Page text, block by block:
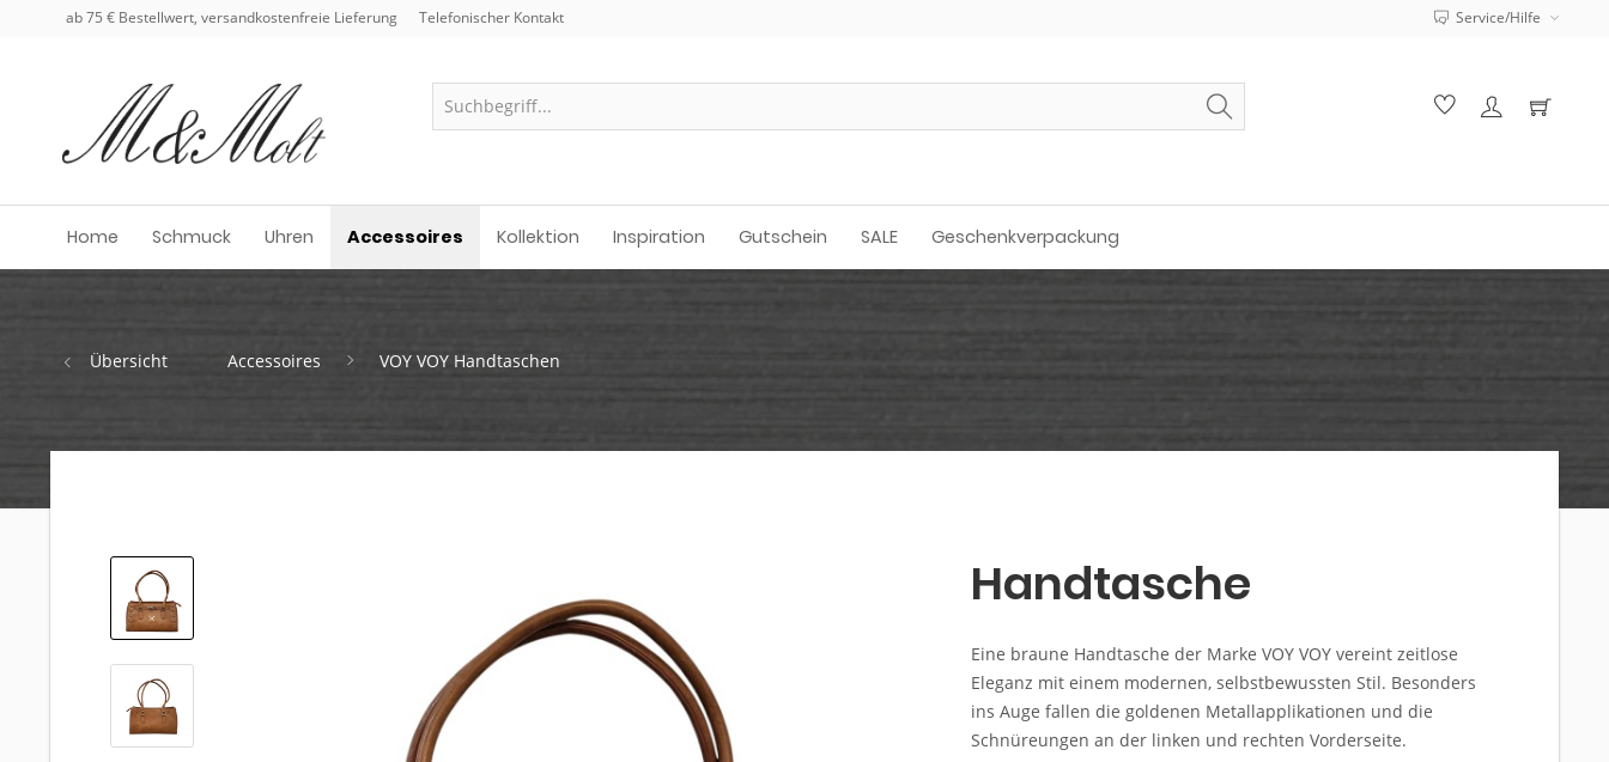
ab 75 € Bestellwert, versandkostenfreie Lieferung Telefonischer Kontakt Service/Hilfe
Home Schmuck Uhren Accessoires Kollektion Inspiration Gutschein SALE Geschenkverpackung
Übersicht Accessoires VOY VOY Handtaschen
Handtasche
Eine braune Handtasche der Marke VOY VOY vereint zeitlose
Eleganz mit einem modernen, selbstbewussten Stil. Besonders
ins Auge fallen die goldenen Metallapplikationen und die
Schnüreungen an der linken und rechten Vorderseite.